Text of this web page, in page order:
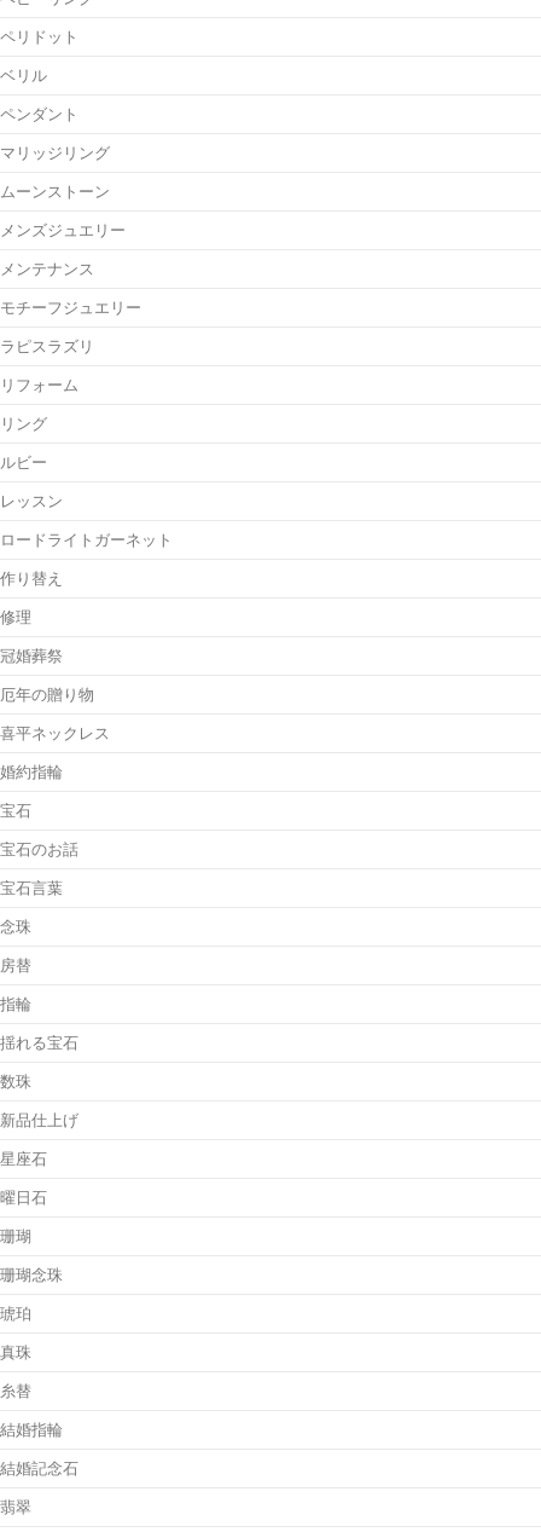
ペリドット
ベリル
ペンダント
マリッジリング
ムーンストーン
メンズジュエリー
メンテナンス
モチーフジュエリー
ラピスラズリ
リフォーム
リング
ルビー
レッスン
ロードライトガーネット
作り替え
修理
冠婚葬祭
厄年の贈り物
喜平ネックレス
婚約指輪
宝石
宝石のお話
宝石言葉
念珠
房替
指輪
揺れる宝石
数珠
新品仕上げ
星座石
曜日石
珊瑚
珊瑚念珠
琥珀
真珠
糸替
結婚指輪
結婚記念石
翡翠